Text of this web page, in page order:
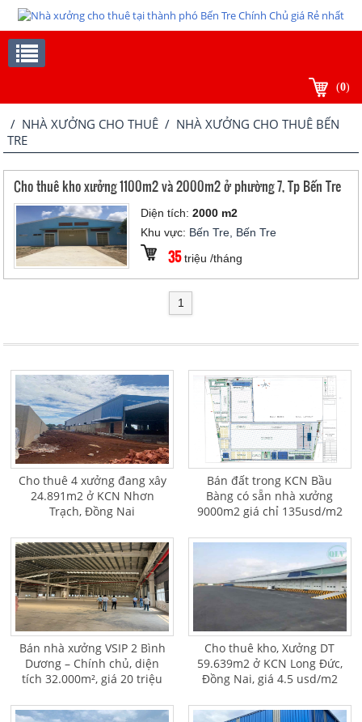
(0)
/ NHÀ XƯỞNG CHO THUÊ / NHÀ XƯỞNG CHO THUÊ BẾN
TRE
Cho thuê kho xưởng 1100m2 và 2000m2 ở phường 7, Tp Bến Tre
Diện tích:2000 m2
Khu vực: Bến Tre, Bến Tre
35triệu /tháng
1
Cho thuê 4 xưởng đang xây
24.891m2 ở KCN Nhơn
Trạch, Đồng Nai
Bán đất trong KCN Bầu
Bàng có sẵn nhà xưởng
9000m2 giá chỉ 135usd/m2
Bán nhà xưởng VSIP 2 Bình
Dương – Chính chủ, diện
tích 32.000m², giá 20 triệu
Cho thuê kho, Xưởng DT
59.639m2 ở KCN Long Đức,
Đồng Nai, giá 4.5 usd/m2